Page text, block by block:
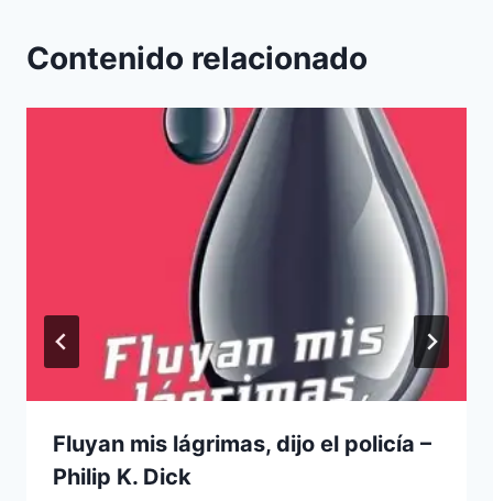
Contenido relacionado
Fluyan mis lágrimas, dijo el policía –
Philip K. Dick